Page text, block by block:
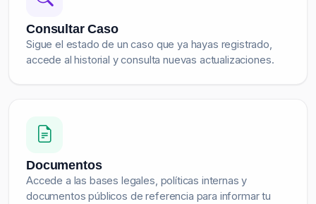
Consultar Caso
Sigue el estado de un caso que ya hayas registrado,
accede al historial y consulta nuevas actualizaciones.
Documentos
Accede a las bases legales, políticas internas y
documentos públicos de referencia para informar tu